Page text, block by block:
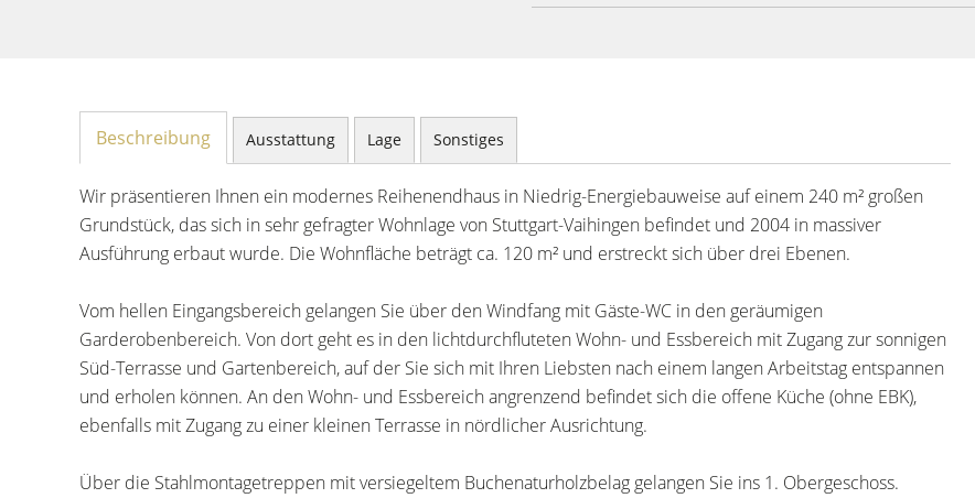
Beschreibung Ausstattung Lage Sonstiges
Wir präsentieren Ihnen ein modernes Reihenendhaus in Niedrig-Energiebauweise auf einem 240 m² großen
Grundstück, das sich in sehr gefragter Wohnlage von Stuttgart-Vaihingen befindet und 2004 in massiver
Ausführung erbaut wurde. Die Wohnfläche beträgt ca. 120 m² und erstreckt sich über drei Ebenen.
Vom hellen Eingangsbereich gelangen Sie über den Windfang mit Gäste-WC in den geräumigen
Garderobenbereich. Von dort geht es in den lichtdurchfluteten Wohn- und Essbereich mit Zugang zur sonnigen
Süd-Terrasse und Gartenbereich, auf der Sie sich mit Ihren Liebsten nach einem langen Arbeitstag entspannen
und erholen können. An den Wohn- und Essbereich angrenzend befindet sich die offene Küche (ohne EBK),
ebenfalls mit Zugang zu einer kleinen Terrasse in nördlicher Ausrichtung.
Über die Stahlmontagetreppen mit versiegeltem Buchenaturholzbelag gelangen Sie ins 1. Obergeschoss.